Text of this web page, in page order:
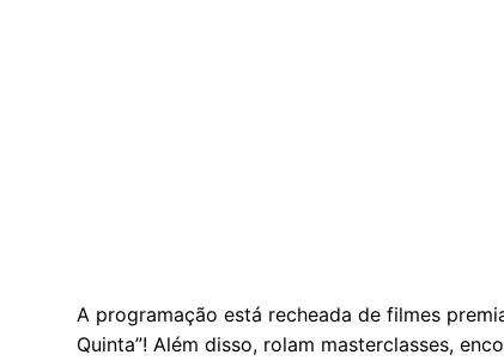
A programação está recheada de filmes
Quinta”! Além disso, rolam masterclasses,